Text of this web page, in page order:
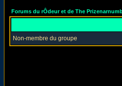
Forums du rÔdeur et de The
Non-membre du groupe